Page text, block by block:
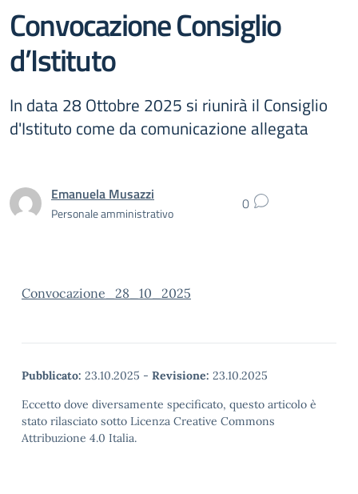
Convocazione Consiglio
d’Istituto
In data 28 Ottobre 2025 si riunirà il Consiglio
d'Istituto come da comunicazione allegata
Emanuela Musazzi
Personale amministrativo 0
Convocazione_28_10_2025
Pubblicato: 23.10.2025 - Revisione: 23.10.2025
Eccetto dove diversamente specificato, questo articolo è
stato rilasciato sotto Licenza Creative Commons
Attribuzione 4.0 Italia.